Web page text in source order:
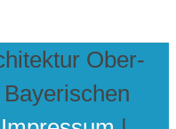
Ober-